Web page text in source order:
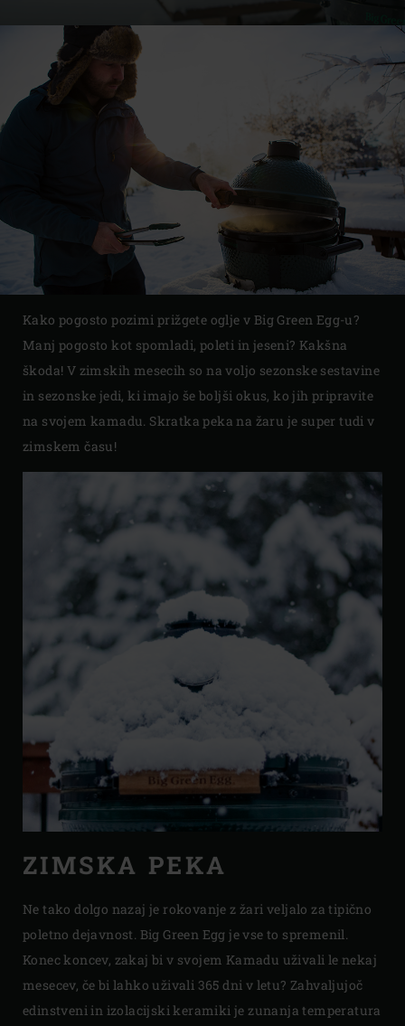
Kako pogosto pozimi prižgete oglje v Big Green Egg-u?
Manj pogosto kot spomladi, poleti in jeseni? Kakšna
škoda! V zimskih mesecih so na voljo sezonske sestavine
in sezonske jedi, ki imajo še boljši okus, ko jih pripravite
na svojem kamadu. Skratka peka na žaru je super tudi v
zimskem času!
ZIMSKA PEKA
Ne tako dolgo nazaj je rokovanje z žari veljalo za tipično
poletno dejavnost. Big Green Egg je vse to spremenil.
Konec koncev, zakaj bi v svojem Kamadu uživali le nekaj
mesecev, če bi lahko uživali 365 dni v letu? Zahvaljujoč
edinstveni in izolacijski keramiki je zunanja temperatura